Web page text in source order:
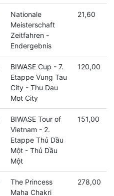
Nationale
Meisterschaft
Zeitfahren -
Endergebnis
21,60
BIWASE Cup - 7.
Etappe Vung Tau
City - Thu Dau
Mot City
120,00
BIWASE Tour of
Vietnam - 2.
Etappe Thủ Dầu
Một - Thủ Dầu
Một
151,00
The Princess
Maha Chakri
278,00